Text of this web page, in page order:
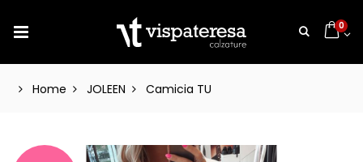
0
Home JOLEEN Camicia TU